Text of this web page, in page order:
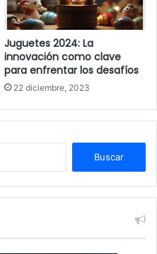
Juguetes 2024: La
innovación como clave
para enfrentar los desafíos
22 diciembre, 2023